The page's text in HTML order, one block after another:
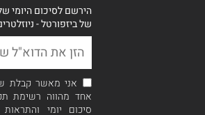
הירשם לסיכום היומי
של ביזפורטל -
אני מאשר קבלת
אחד מהווה רשימת
סיכום יומי